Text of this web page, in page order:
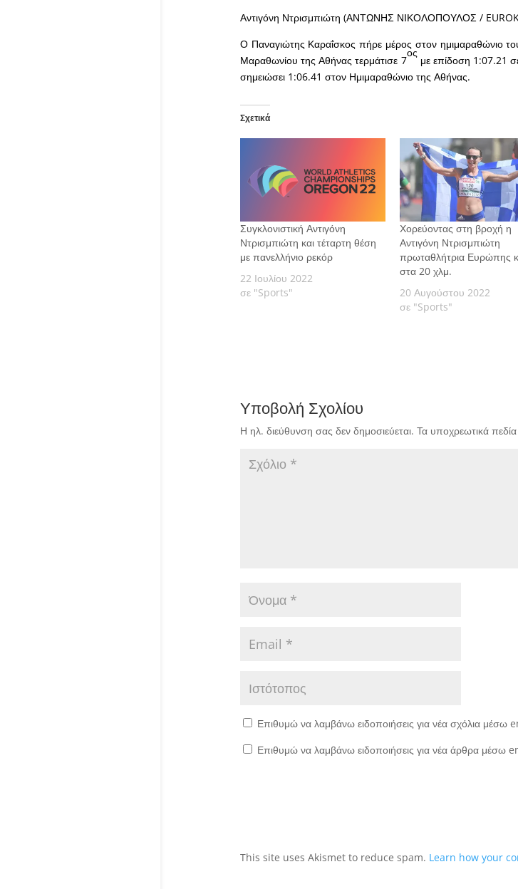
Αντιγόνη Ντρισμπιώτη (ΑΝΤΩΝΗΣ ΝΙΚΟΛΟΠΟΥΛΟΣ /
Ο Παναγιώτης Καραΐσκος πήρε μέρος στον ημιμαραθώνιο
Μαραθωνίου της Αθήνας τερμάτισε 7
ος
με επίδοση 1:07.21
σημειώσει 1:06.41 στον Ημιμαραθώνιο της Αθήνας.
Σχετικά
Συγκλονιστική Αντιγόνη
Ντρισμπιώτη και τέταρτη θέση
με πανελλήνιο ρεκόρ
22 Ιουλίου 2022
σε "Sports"
Χορεύοντας στη βροχή η
Αντιγόνη Ντρισμπιώτη
πρωταθλήτρια Ευρώπης
στα 20 χλμ.
20 Αυγούστου 2022
σε "Sports"
Υποβολή Σχολίου
Η ηλ. διεύθυνση σας δεν δημοσιεύεται. Τα υποχρεωτικά
Επιθυμώ να λαμβάνω ειδοποιήσεις για νέα σχόλια μέσω
Επιθυμώ να λαμβάνω ειδοποιήσεις για νέα άρθρα μέσω
This site uses Akismet to reduce spam. Learn how your